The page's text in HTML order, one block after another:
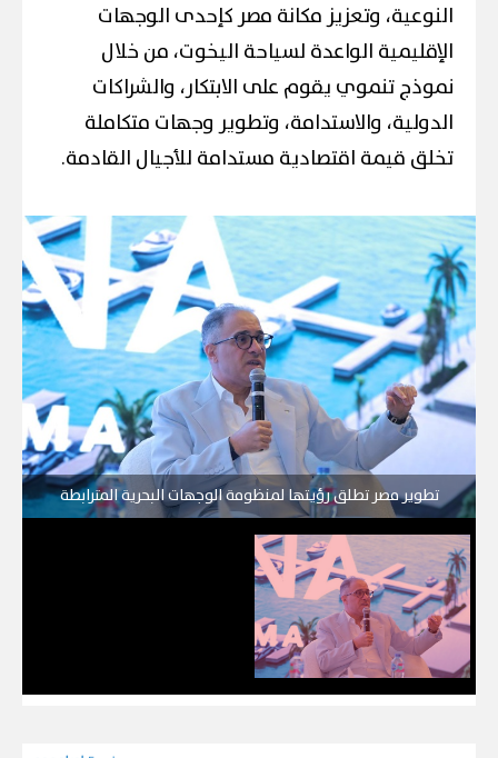
النوعية، وتعزيز مكانة مصر كإحدى الوجهات
الإقليمية الواعدة لسياحة اليخوت، من خلال
نموذج تنموي يقوم على الابتكار، والشراكات
الدولية، والاستدامة، وتطوير وجهات متكاملة
تخلق قيمة اقتصادية مستدامة للأجيال القادمة.
تطوير مصر تطلق رؤيتها لمنظومة الوجهات البحرية المترابطة